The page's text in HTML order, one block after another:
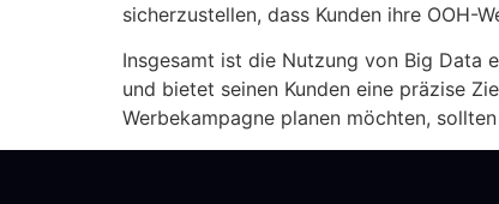
sicherzustellen, dass Kunden ihre OOH-
Insgesamt ist die Nutzung von Big Data
und bietet seinen Kunden eine präzise
Werbekampagne planen möchten,